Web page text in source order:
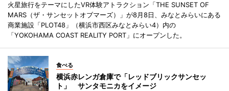
火星旅行をテーマにしたVR体験アトラクション「THE SUNSET OF
MARS（ザ・サンセットオブマーズ）」が8月8日、みなとみらいにある
商業施設「PLOT48」（横浜市西区みなとみらい4）内の
「YOKOHAMA COAST REALITY PORT」にオープンした。
食べる
横浜赤レンガ倉庫で「レッドブリックサンセッ
ト」 サンタモニカをイメージ